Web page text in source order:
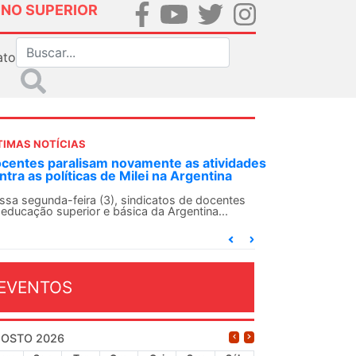
SUPERIOR
NOTÍCIAS
SN convoca docentes para Dia de
Internacionalista com Cuba em
de agosto
SN conclama suas seções sindicais e o